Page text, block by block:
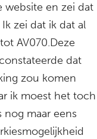
website en zei dat
zei dat ik dat al
AV070.Deze
dat
zou komen
ik moest het toch
nog maar eens